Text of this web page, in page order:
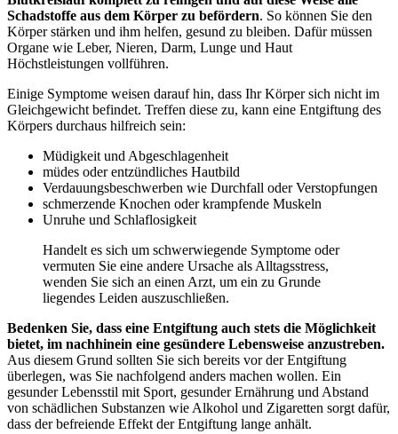
Schadstoffe aus dem Körper zu befördern. So können Sie den
Körper stärken und ihm helfen, gesund zu bleiben. Dafür müssen
Organe wie Leber, Nieren, Darm, Lunge und Haut
Höchstleistungen vollführen.
Einige Symptome weisen darauf hin, dass Ihr Körper sich nicht im
Gleichgewicht befindet. Treffen diese zu, kann eine Entgiftung des
Körpers durchaus hilfreich sein:
Müdigkeit und Abgeschlagenheit
müdes oder entzündliches Hautbild
Verdauungsbeschwerben wie Durchfall oder Verstopfungen
schmerzende Knochen oder krampfende Muskeln
Unruhe und Schlaflosigkeit
Handelt es sich um schwerwiegende Symptome oder
vermuten Sie eine andere Ursache als Alltagsstress,
wenden Sie sich an einen Arzt, um ein zu Grunde
liegendes Leiden auszuschließen.
Bedenken Sie, dass eine Entgiftung auch stets die Möglichkeit
bietet, im nachhinein eine gesündere Lebensweise anzustreben.
Aus diesem Grund sollten Sie sich bereits vor der Entgiftung
überlegen, was Sie nachfolgend anders machen wollen. Ein
gesunder Lebensstil mit Sport, gesunder Ernährung und Abstand
von schädlichen Substanzen wie Alkohol und Zigaretten sorgt dafür,
dass der befreiende Effekt der Entgiftung lange anhält.